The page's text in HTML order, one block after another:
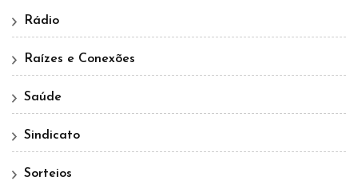
Rádio
Raízes e Conexões
Saúde
Sindicato
Sorteios